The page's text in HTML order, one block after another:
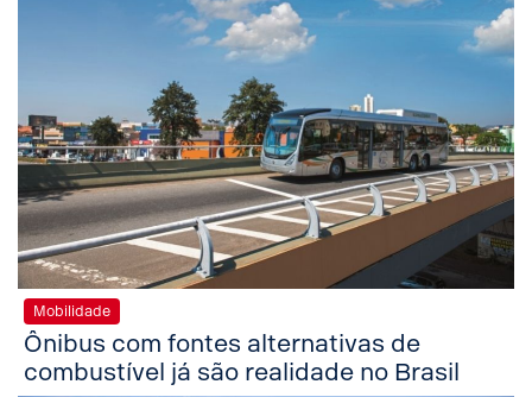
Mobilidade
Ônibus com fontes alternativas de
combustível já são realidade no Brasil